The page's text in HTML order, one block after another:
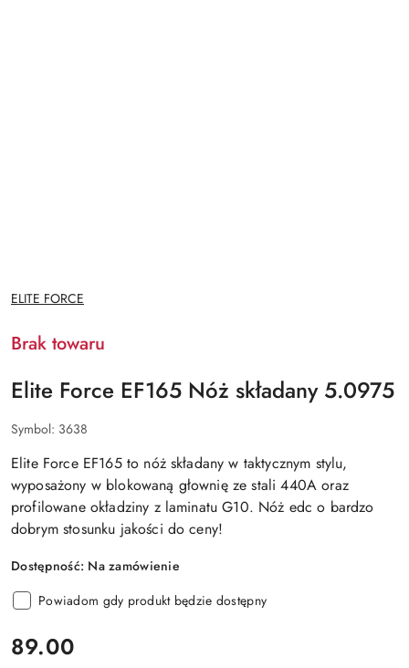
NAZWA
PRODUCENTA:
ELITE FORCE
Brak towaru
Elite Force EF165 Nóż składany 5.0975
Symbol: 3638
Elite Force EF165 to nóż składany w taktycznym stylu,
wyposażony w blokowaną głownię ze stali 440A oraz
profilowane okładziny z laminatu G10. Nóż edc o bardzo
dobrym stosunku jakości do ceny!
Dostępność: Na zamówienie
Powiadom gdy produkt będzie dostępny
cena:
89.00